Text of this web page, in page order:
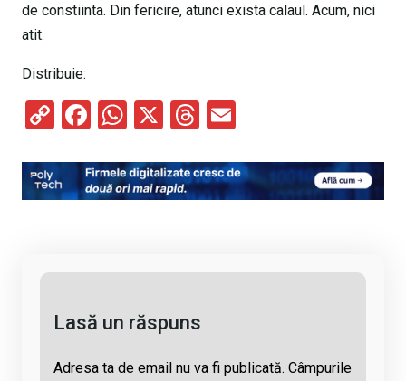
de constiinta. Din fericire, atunci exista calaul. Acum, nici
atit.
Distribuie:
C
py
Li
F
ce
b
W
at
s
X
T
e
a
ail
Lasă un răspuns
Adresa ta de email nu va fi publicată. Câmpurile